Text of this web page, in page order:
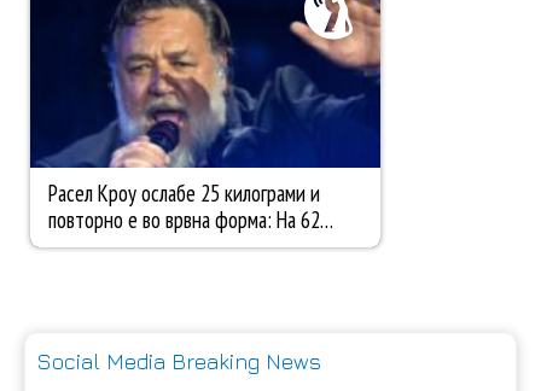
Social Media Breaking News